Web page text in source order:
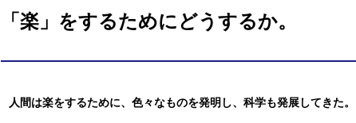
「楽」をするためにどうするか。
人間は楽をするために、色々なものを発明し、科学も発展してきた。